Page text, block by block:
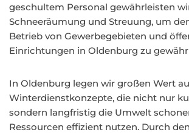
geschultem Personal gewährleisten
Schneeräumung und Streuung, um
Betrieb von Gewerbegebieten und
Einrichtungen in Oldenburg zu
In Oldenburg legen wir großen Wert
Winterdienstkonzepte, die nicht nur
sondern langfristig die Umwelt
Ressourcen effizient nutzen. Durch